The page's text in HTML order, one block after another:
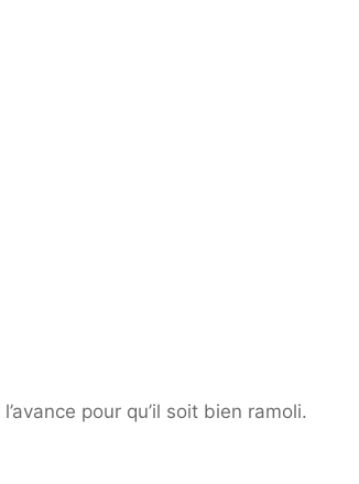
pour qu’il soit bien ramoli.